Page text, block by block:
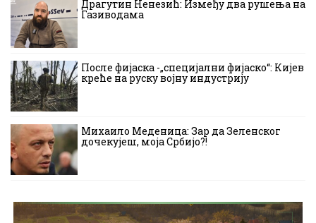
Драгутин Ненезић: Између два рушења на
Газиводама
После фијаска -„специјални фијаско“: Кијев
креће на руску војну индустрију
Михаило Меденица: Зар да Зеленског
дочекујеш, моја Србијо?!